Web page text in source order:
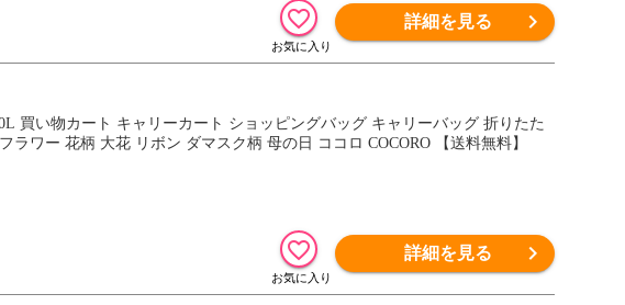
詳細を見る
買い物カート キャリーカート ショッピングバッグ キャリーバッグ 折りたた
ワー 花柄 大花 リボン ダマスク柄 母の日 ココロ COCORO 【送料無料】
詳細を見る